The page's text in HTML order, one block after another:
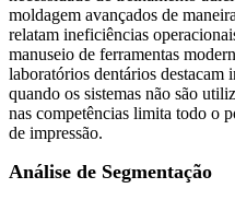
moldagem avançados de
relatam ineficiências
manuseio de ferramentas
laboratórios dentários destacam
quando os sistemas não são
nas competências limita todo o
de impressão.
Análise de Segmentação